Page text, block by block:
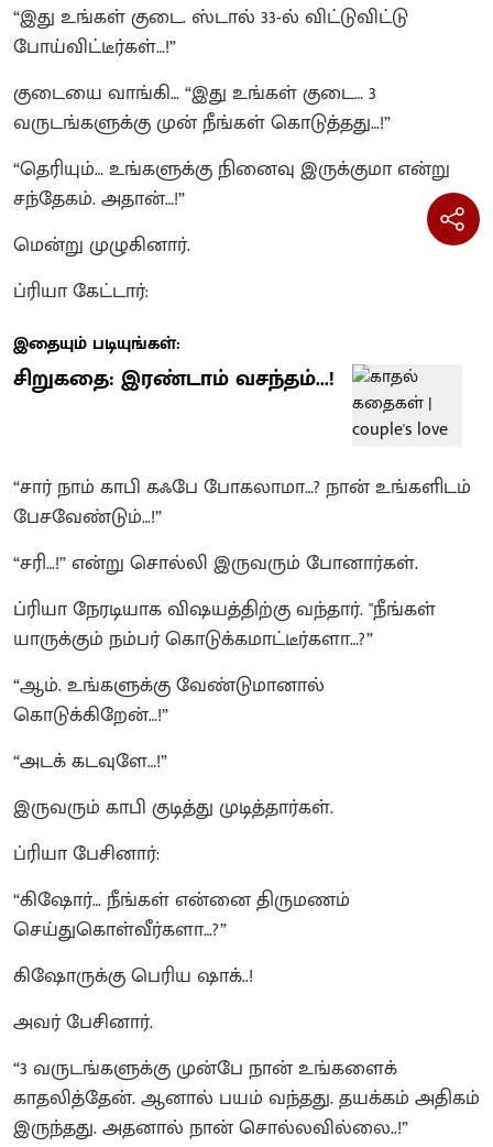
“இது உங்கள் குடை. ஸ்டால் 33-ல் விட்டுவிட்டு
போய்விட்டீர்கள்…!”
குடையை வாங்கி… “இது உங்கள் குடை… 3
வருடங்களுக்கு முன் நீங்கள் கொடுத்தது…!”
“தெரியும்… உங்களுக்கு நினைவு இருக்குமா என்று
சந்தேகம். அதான்…!”
மென்று முழுகினார்.
ப்ரியா கேட்டார்:
இதையும் படியுங்கள்:
சிறுகதை: இரண்டாம் வசந்தம்...!
“சார் நாம் காபி கஃபே போகலாமா…? நான் உங்களிடம்
பேசவேண்டும்…!”
“சரி…!” என்று சொல்லி இருவரும் போனார்கள்.
ப்ரியா நேரடியாக விஷயத்திற்கு வந்தார். "நீங்கள்
யாருக்கும் நம்பர் கொடுக்கமாட்டீர்களா…?”
“ஆம். உங்களுக்கு வேண்டுமானால்
கொடுக்கிறேன்…!”
“அடக் கடவுளே…!”
இருவரும் காபி குடித்து முடித்தார்கள்.
ப்ரியா பேசினார்:
“கிஷோர்… நீங்கள் என்னை திருமணம்
செய்துகொள்வீர்களா…?”
கிஷோருக்கு பெரிய ஷாக்..!
அவர் பேசினார்.
“3 வருடங்களுக்கு முன்பே நான் உங்களைக்
காதலித்தேன். ஆனால் பயம் வந்தது. தயக்கம் அதிகம்
இருந்தது. அதனால் நான் சொல்லவில்லை..!”